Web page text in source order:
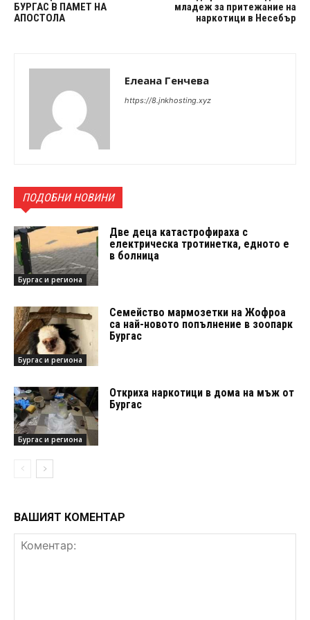
БУРГАС В ПАМЕТ НА
АПОСТОЛА
младеж за притежание на
наркотици в Несебър
Елеана Генчева
https://8.jnkhosting.xyz
ПОДОБНИ НОВИНИ
Бургас и региона
Две деца катастрофираха с
електрическа тротинетка, едното е
в болница
Бургас и региона
Семейство мармозетки на Жофроа
са най-новото попълнение в зоопарк
Бургас
Бургас и региона
Откриха наркотици в дома на мъж от
Бургас
ВАШИЯТ КОМЕНТАР